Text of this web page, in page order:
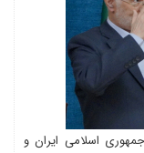
اسلامی ایران و